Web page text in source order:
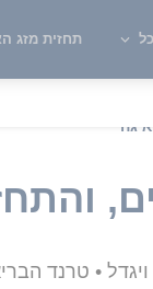
תחזית מזג
• טרנד